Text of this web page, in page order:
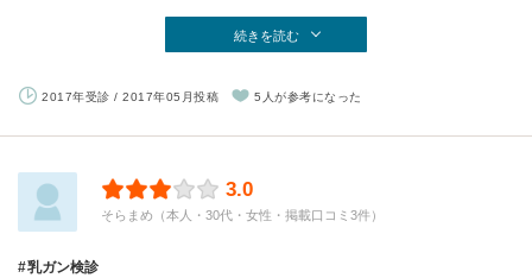
続きを読む
2017年受診 / 2017年05月投稿 5人が参考になった
3.0
そらまめ（本人・30代・女性・掲載口コミ3件）
乳ガン検診